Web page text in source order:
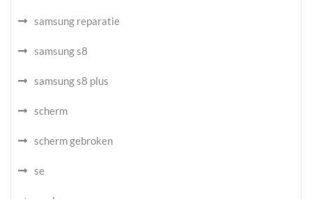
samsung reparatie
samsung s8
samsung s8 plus
scherm
scherm gebroken
se